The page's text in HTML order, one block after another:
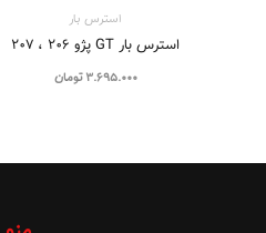
استرس بار
استرس بار GT پژو ۲۰۶ ، ۲۰۷
3.695.000 تومان